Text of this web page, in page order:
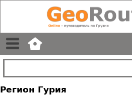
Регион Гурия